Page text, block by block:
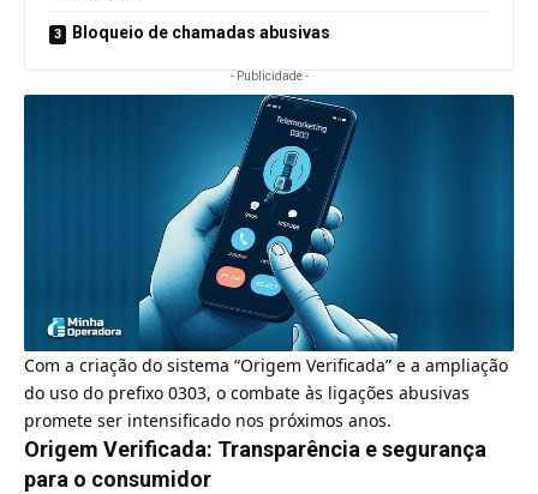
Bloqueio de chamadas abusivas
- Publicidade -
Com a criação do sistema “Origem Verificada” e a ampliação
do uso do prefixo 0303, o combate às ligações abusivas
promete ser intensificado nos próximos anos.
Origem Verificada: Transparência e segurança
para o consumidor